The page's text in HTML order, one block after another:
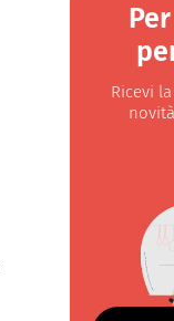
Ricevi